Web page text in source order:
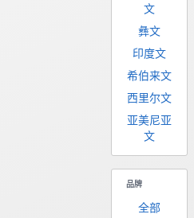
文
彝文
印度文
希伯来文
西里尔文
亚美尼亚
文
品牌
全部